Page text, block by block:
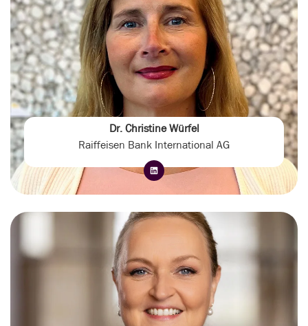
Dr. Christine Würfel
Raiffeisen Bank International AG